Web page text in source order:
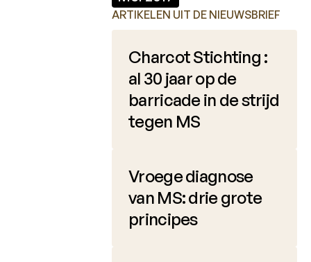
Wetenschappelijke
ARTIKELEN UIT DE NIEUWSBRIEF
Charcot Stichting :
al 30 jaar op de
barricade in de strijd
tegen MS
Vroege diagnose
van MS: drie grote
principes